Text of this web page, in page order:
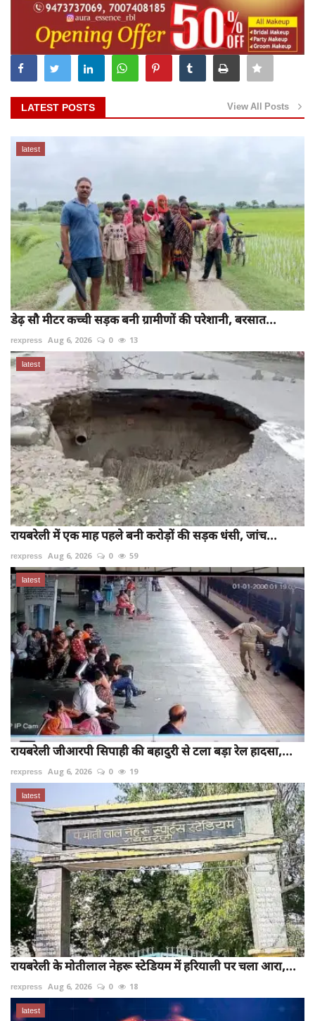
LATEST POSTS View All Posts
latest
डेढ़ सौ मीटर कच्ची सड़क बनी ग्रामीणों की परेशानी, बरसात...
rexpress Aug 6, 2026 0 13
latest
रायबरेली में एक माह पहले बनी करोड़ों की सड़क धंसी, जांच...
rexpress Aug 6, 2026 0 59
latest
रायबरेली जीआरपी सिपाही की बहादुरी से टला बड़ा रेल हादसा,...
rexpress Aug 6, 2026 0 19
latest
रायबरेली के मोतीलाल नेहरू स्टेडियम में हरियाली पर चला आरा,...
rexpress Aug 6, 2026 0 18
latest